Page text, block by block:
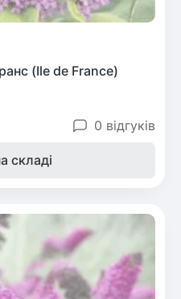
(Ile de France)
0 відгуків
складі